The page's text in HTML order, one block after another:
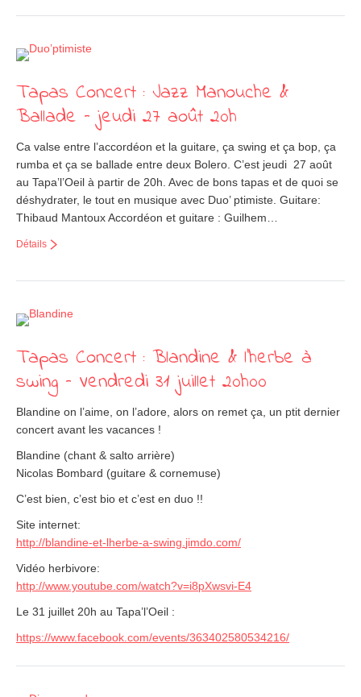
Tapas Concert : Jazz Manouche &
Ballade – jeudi 27 août 20h
Ca valse entre l’accordéon et la guitare, ça swing et ça bop, ça
rumba et ça se ballade entre deux Bolero. C’est jeudi 27 août
au Tapa’l’Oeil à partir de 20h. Avec de bons tapas et de quoi se
déshydrater, le tout en musique avec Duo’ ptimiste. Guitare:
Thibaud Mantoux Accordéon et guitare : Guilhem…
Détails
Tapas Concert : Blandine & l’herbe à
swing – Vendredi 31 juillet 20h00
Blandine on l’aime, on l’adore, alors on remet ça, un ptit dernier
concert avant les vacances !
Blandine (chant & salto arrière)
Nicolas Bombard (guitare & cornemuse)
C’est bien, c’est bio et c’est en duo !!
Site internet:
http://blandine-et-lherbe-a-swing. jimdo.com/
Vidéo herbivore:
http://www.youtube.com/watch?v=i8pXwsvi-E4
Le 31 juillet 20h au Tapa’l’Oeil :
https://www.facebook.com/events/363402580534216/